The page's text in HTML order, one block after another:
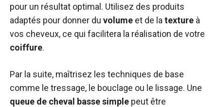
pour un résultat optimal. Utilisez des produits
adaptés pour donner du volume et de la texture à
vos cheveux, ce qui facilitera la réalisation de votre
coiffure.
Par la suite, maîtrisez les techniques de base
comme le tressage, le bouclage ou le lissage. Une
queue de cheval bassesimple peut être